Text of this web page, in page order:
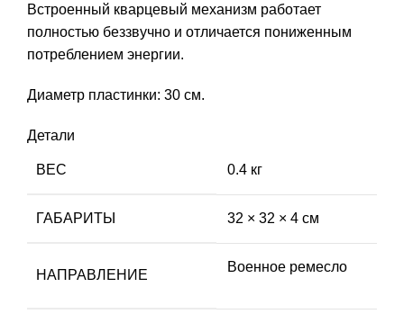
Встроенный кварцевый механизм работает
полностью беззвучно и отличается пониженным
потреблением энергии.
Диаметр пластинки: 30 см.
Детали
ВЕС 0.4 кг
ГАБАРИТЫ 32 × 32 × 4 см
НАПРАВЛЕНИЕ
Военное ремесло